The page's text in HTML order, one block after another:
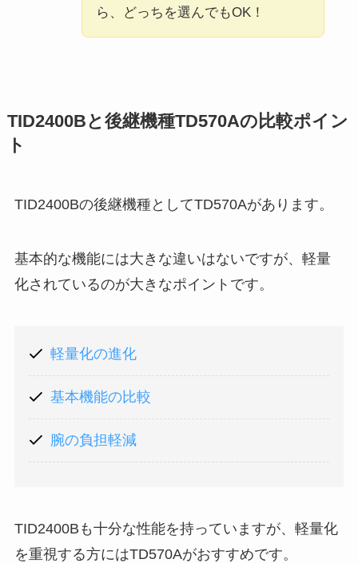
ら、どっちを選んでもOK！
TID2400Bと後継機種TD570Aの比較ポイン
ト
TID2400Bの後継機種としてTD570Aがあります。
基本的な機能には大きな違いはないですが、軽量
化されているのが大きなポイントです。
軽量化の進化
基本機能の比較
腕の負担軽減
TID2400Bも十分な性能を持っていますが、軽量化
を重視する方にはTD570Aがおすすめです。